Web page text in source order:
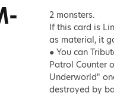
2 monsters.
If this card is
as material, it
● You can
Patrol Counter
Underworld"
destroyed by